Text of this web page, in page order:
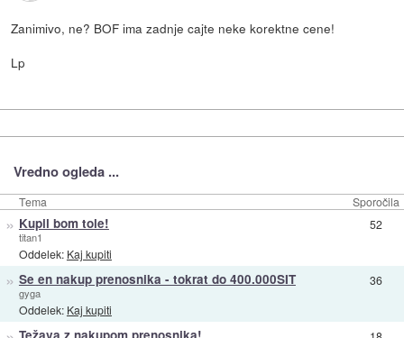
Zanimivo, ne? BOF ima zadnje cajte neke korektne cene!
Lp
Vredno ogleda ...
Tema Sporočila
» Kupil bom tole!
titan1
Oddelek: Kaj kupiti
52
» Se en nakup prenosnika - tokrat do 400.000SIT
gyga
Oddelek: Kaj kupiti
36